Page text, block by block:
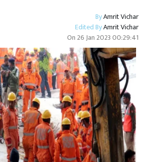
ByAmrit Vichar
Edited ByAmrit Vichar
On 26 Jan 2023 00:29:41